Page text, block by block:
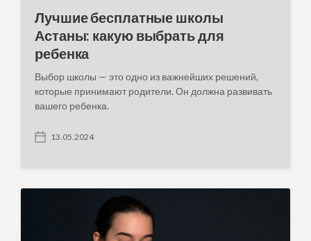
Лучшие бесплатные школы
Астаны: какую выбрать для
ребенка
Выбор школы — это одно из важнейших решений,
которые принимают родители. Он должна развивать
вашего ребенка.
P
13.05.2024